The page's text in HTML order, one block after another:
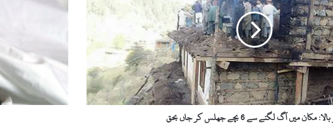
مکان میں آگ لگنے سے 6 بچے جھلس کر جاں بحق
س
ی
ن
م